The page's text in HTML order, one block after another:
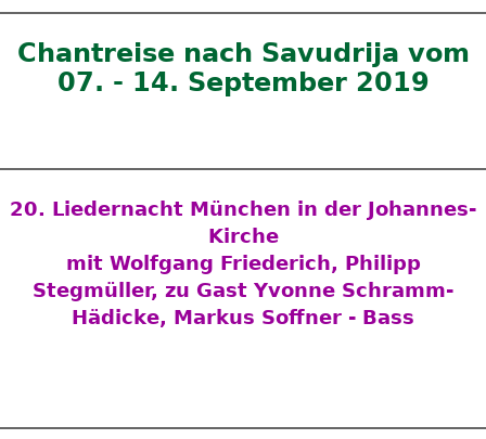
Chantreise nach Savudrija vom
07. - 14. September 2019
20. Liedernacht München in der Johannes-
Kirche
mit Wolfgang Friederich, Philipp
Stegmüller, zu Gast Yvonne Schramm-
Hädicke, Markus Soffner - Bass